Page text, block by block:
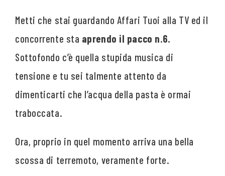
Metti che stai guardando Affari Tuoi alla TV ed il
concorrente sta aprendo il pacco n.6.
Sottofondo c’è quella stupida musica di
tensione e tu sei talmente attento da
dimenticarti che l’acqua della pasta è ormai
traboccata.
Ora, proprio in quel momento arriva una bella
scossa di terremoto, veramente forte.